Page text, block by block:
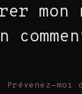
Prévenez-